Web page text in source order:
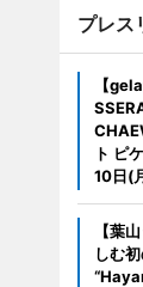
プレス
【
ト ピ
10日(
【葉
しむ